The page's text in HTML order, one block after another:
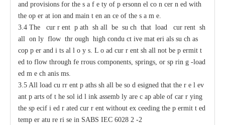
and provisions for the s a f e ty of p ersonn el co n cer n ed with
the op er at ion and main t en an ce of the s a m e.
3.4 The cur r ent p ath sh all be su ch that load cur rent sh
all on ly flow thr ough high condu ct ive mat eri als su ch as
cop p er and i ts al l o y s. L o ad cur r ent sh all not be p ermit t
ed to flow through fe rrous components, springs, or sp rin g -load
ed m e ch anis ms.
3.5 All load cu rr ent p aths sh all be so d esigned that the r e l ev
ant p arts of t he sol id l ink assemb ly are c ap able of car r ying
the sp ecif i ed r ated cur r ent without ex ceeding the p ermit t ed
temp er atu re ri se in SABS IEC 6028 2 -2